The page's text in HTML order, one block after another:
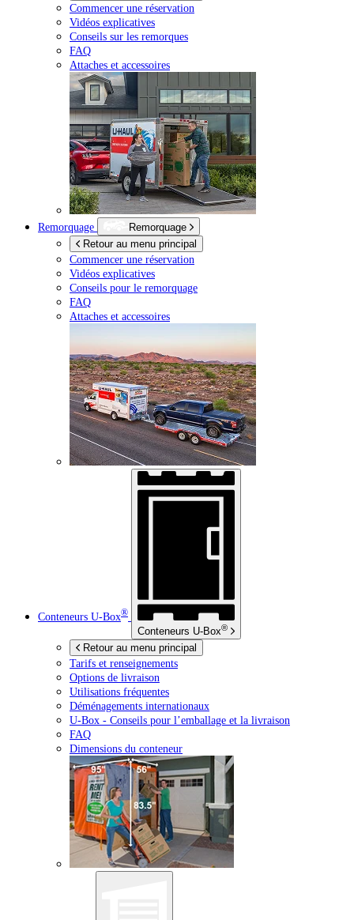
Commencer une réservation
Vidéos explicatives
Conseils sur les remorques
FAQ
Attaches et accessoires
Remorquage
Remorquage
Retour au menu principal
Commencer une réservation
Vidéos explicatives
Conseils pour le remorquage
FAQ
Attaches et accessoires
Conteneurs U-Box®
Conteneurs U-Box®
Retour au menu principal
Tarifs et renseignements
Options de livraison
Utilisations fréquentes
Déménagements internationaux
U-Box - Conseils pour l’emballage et la livraison
FAQ
Dimensions du conteneur